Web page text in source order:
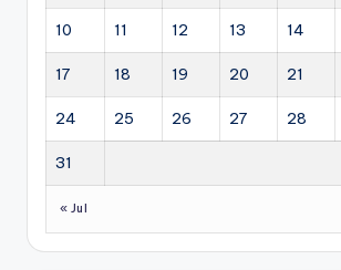
10 11 12 13 14
17 18 19 20 21
24 25 26 27 28
31
« Jul